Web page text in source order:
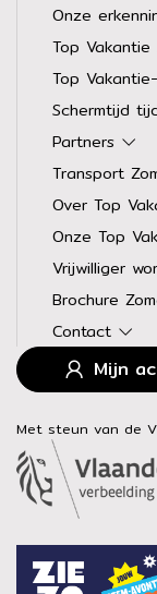
Onze
Top Vakantie
Top
Schermtijd
Partners
Transport
Over Top
Onze Top
Vrijwilliger
Brochure
Contact
Mijn
Met steun van de